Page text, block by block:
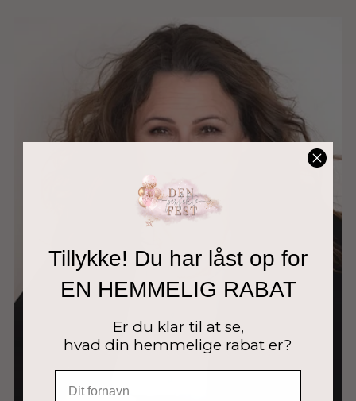
Tillykke! Du har låst op for
EN HEMMELIG RABAT
Er du klar til at se,
hvad din hemmelige rabat er?